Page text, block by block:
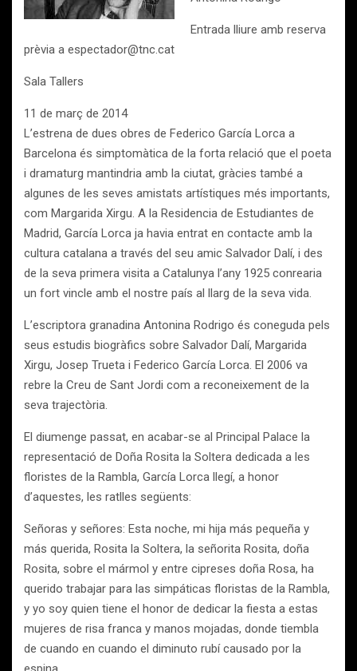
Entrada lliure amb reserva
prèvia a espectador@tnc.cat
Sala Tallers
11 de març de 2014
L’estrena de dues obres de Federico García Lorca a
Barcelona és simptomàtica de la forta relació que el poeta
i dramaturg mantindria amb la ciutat, gràcies també a
algunes de les seves amistats artístiques més importants,
com Margarida Xirgu. A la Residencia de Estudiantes de
Madrid, García Lorca ja havia entrat en contacte amb la
cultura catalana a través del seu amic Salvador Dalí, i des
de la seva primera visita a Catalunya l’any 1925 conrearia
un fort vincle amb el nostre país al llarg de la seva vida.
L’escriptora granadina Antonina Rodrigo és coneguda pels
seus estudis biogràfics sobre Salvador Dalí, Margarida
Xirgu, Josep Trueta i Federico García Lorca. El 2006 va
rebre la Creu de Sant Jordi com a reconeixement de la
seva trajectòria.
El diumenge passat, en acabar-se al Principal Palace la
representació de Doña Rosita la Soltera dedicada a les
floristes de la Rambla, García Lorca llegí, a honor
d’aquestes, les ratlles següents:
Señoras y señores: Esta noche, mi hija más pequeña y
más querida, Rosita la Soltera, la señorita Rosita, doña
Rosita, sobre el mármol y entre cipreses doña Rosa, ha
querido trabajar para las simpáticas floristas de la Rambla,
y yo soy quien tiene el honor de dedicar la fiesta a estas
mujeres de risa franca y manos mojadas, donde tiembla
de cuando en cuando el diminuto rubí causado por la